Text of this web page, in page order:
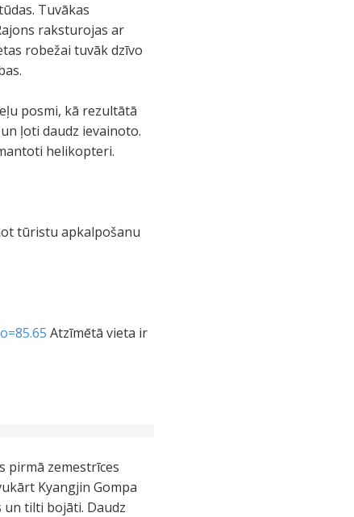
Tuvākas
raksturojas ar
robežai tuvāk dzīvo
posmi, kā rezultātā
ļoti daudz ievainoto.
helikopteri.
tūristu apkalpošanu
Atzīmētā vieta ir
pirmā zemestrīces
Kyangjin Gompa
un tilti bojāti. Daudz